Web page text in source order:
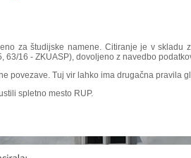
za študijske namene. Citiranje je v
16 - ZKUASP), dovoljeno z navedbo
povezave. Tuj vir lahko ima drugačna pravila
spletno mesto RUP.